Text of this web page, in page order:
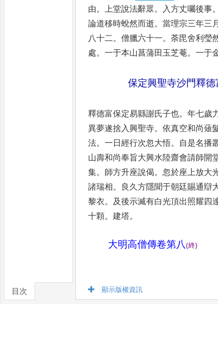
目次
由。上堂說法辭眾。 入方丈囑後事
論道移時蛻然而逝。當理宗三年三
八十二。僧臘六十一。荼毘舍利瑩
處。一于本山菖蒲田玉芝菴。一于
保定興聖寺沙門釋
釋德富保定易縣謝氏子也。年七歲
異夢遂捨入興聖寺。依真空和尚薙
法。一日經行次忽大悟。
自是名播
山壽和尚奉旨大興水陸齋會請師開
集。 師方升座說偈。忽於座上放大
諸瑞相 。 良久方隱聞于朝廷賜通辯
黎衣。 及後示滅有白光頂出照耀四
十顆。建塔。
大明高僧傳卷第八(終)
顯示版權資訊